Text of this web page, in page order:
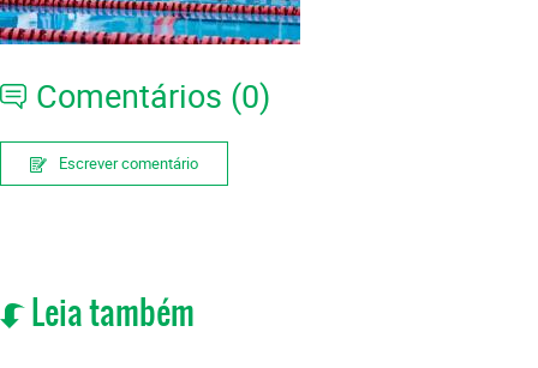
Comentários (0)
Escrever comentário
Leia também